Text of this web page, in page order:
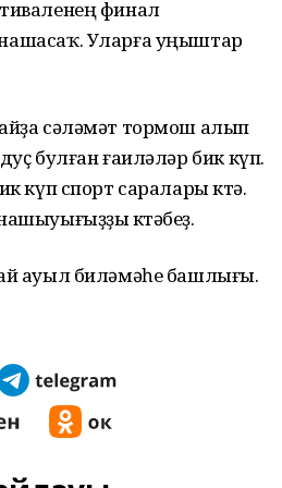
финал
Уларға уңыштар
сәләмәт тормош алып
булған ғаиләләр бик күп.
күп спорт саралары көтә.
көтәбеҙ.
ауыл биләмәһе башлығы.